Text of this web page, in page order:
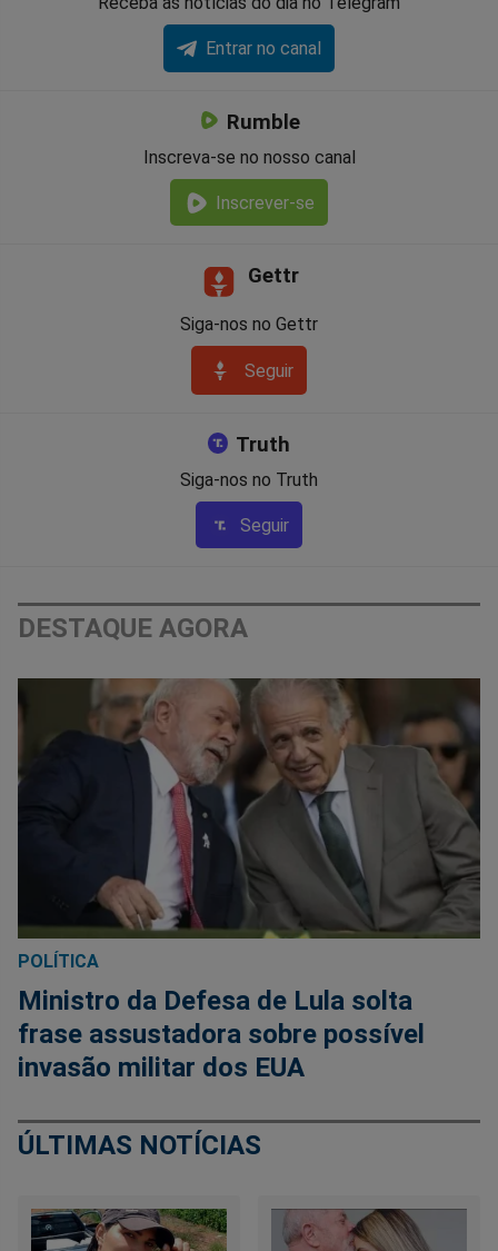
Entrar no canal
Rumble
Inscreva-se no nosso canal
Inscrever-se
Gettr
Siga-nos no Gettr
Seguir
Truth
Siga-nos no Truth
Seguir
DESTAQUE AGORA
POLÍTICA
Ministro da Defesa de Lula solta
frase assustadora sobre possível
invasão militar dos EUA
ÚLTIMAS NOTÍCIAS